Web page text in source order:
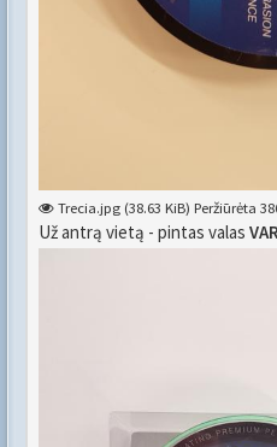
Trecia.jpg (38.63 KiB) Peržiūrėta
Už antrą vietą - pintas valas